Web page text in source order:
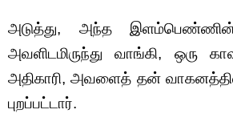
அடுத்து, அந்த
அவளிடமிருந்து வாங்கி, ஒரு
அதிகாரி, அவளைத் தன்
புறப்பட்டார்.